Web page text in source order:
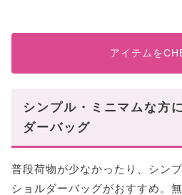
アイテムを
シンプル・ミニマムな方
ダーバッグ
普段荷物が少なかったり、シン
ショルダーバッグがおすすめ。